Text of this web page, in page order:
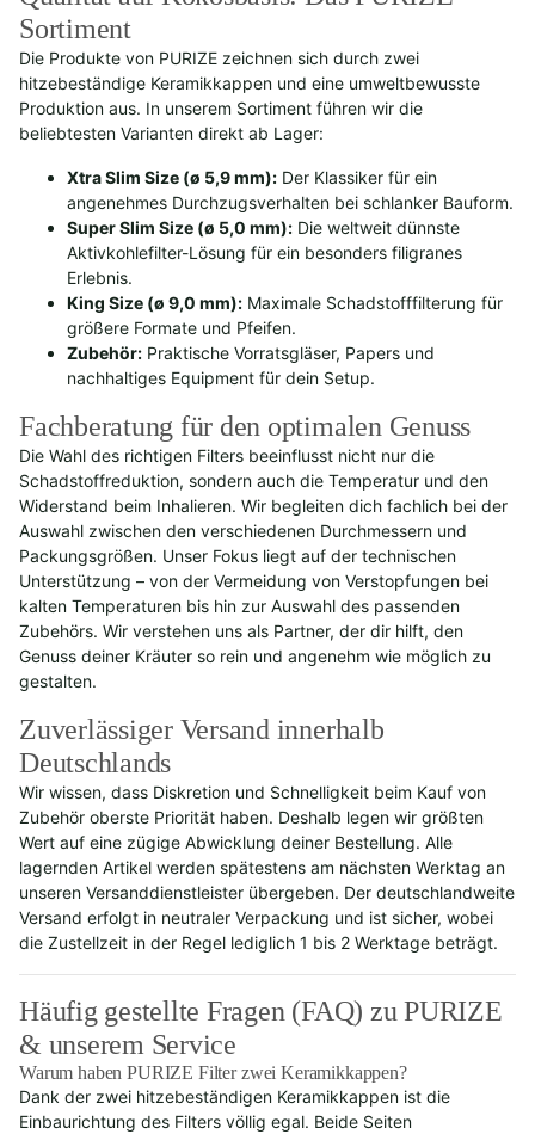
Sortiment
Die Produkte von PURIZE zeichnen sich durch zwei
hitzebeständige Keramikkappen und eine umweltbewusste
Produktion aus. In unserem Sortiment führen wir die
beliebtesten Varianten direkt ab Lager:
Xtra Slim Size (ø 5,9 mm): Der Klassiker für ein
angenehmes Durchzugsverhalten bei schlanker Bauform.
Super Slim Size (ø 5,0 mm): Die weltweit dünnste
Aktivkohlefilter-Lösung für ein besonders filigranes
Erlebnis.
King Size (ø 9,0 mm): Maximale Schadstofffilterung für
größere Formate und Pfeifen.
Zubehör: Praktische Vorratsgläser, Papers und
nachhaltiges Equipment für dein Setup.
Fachberatung für den optimalen Genuss
Die Wahl des richtigen Filters beeinflusst nicht nur die
Schadstoffreduktion, sondern auch die Temperatur und den
Widerstand beim Inhalieren. Wir begleiten dich fachlich bei der
Auswahl zwischen den verschiedenen Durchmessern und
Packungsgrößen. Unser Fokus liegt auf der technischen
Unterstützung – von der Vermeidung von Verstopfungen bei
kalten Temperaturen bis hin zur Auswahl des passenden
Zubehörs. Wir verstehen uns als Partner, der dir hilft, den
Genuss deiner Kräuter so rein und angenehm wie möglich zu
gestalten.
Zuverlässiger Versand innerhalb
Deutschlands
Wir wissen, dass Diskretion und Schnelligkeit beim Kauf von
Zubehör oberste Priorität haben. Deshalb legen wir größten
Wert auf eine zügige Abwicklung deiner Bestellung. Alle
lagernden Artikel werden spätestens am nächsten Werktag an
unseren Versanddienstleister übergeben. Der deutschlandweite
Versand erfolgt in neutraler Verpackung und ist sicher, wobei
die Zustellzeit in der Regel lediglich 1 bis 2 Werktage beträgt.
Häufig gestellte Fragen (FAQ) zu PURIZE
& unserem Service
Warum haben PURIZE Filter zwei Keramikkappen?
Dank der zwei hitzebeständigen Keramikkappen ist die
Einbaurichtung des Filters völlig egal. Beide Seiten